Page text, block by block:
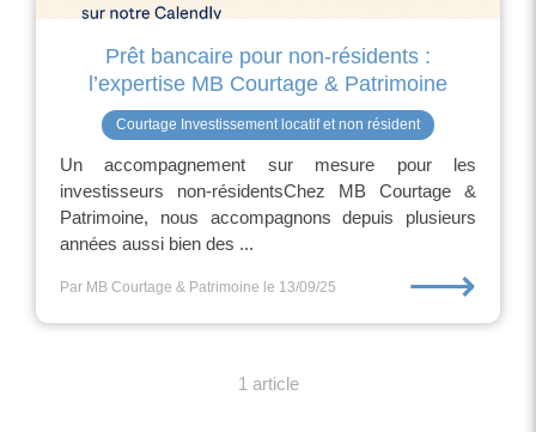
Prêt bancaire pour non-résidents :
l’expertise MB Courtage & Patrimoine
Courtage Investissement locatif et non résident
Un accompagnement sur mesure pour les
investisseurs non-résidentsChez MB Courtage &
Patrimoine, nous accompagnons depuis plusieurs
années aussi bien des ...
Par MB Courtage & Patrimoine le 13/09/25 ⟶
1 article